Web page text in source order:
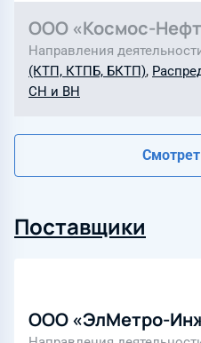
ООО «Космос-
Направления
(КТП, КТПБ, БКТП),
СН и ВН
Поставщики
ООО «ЭлМетро-